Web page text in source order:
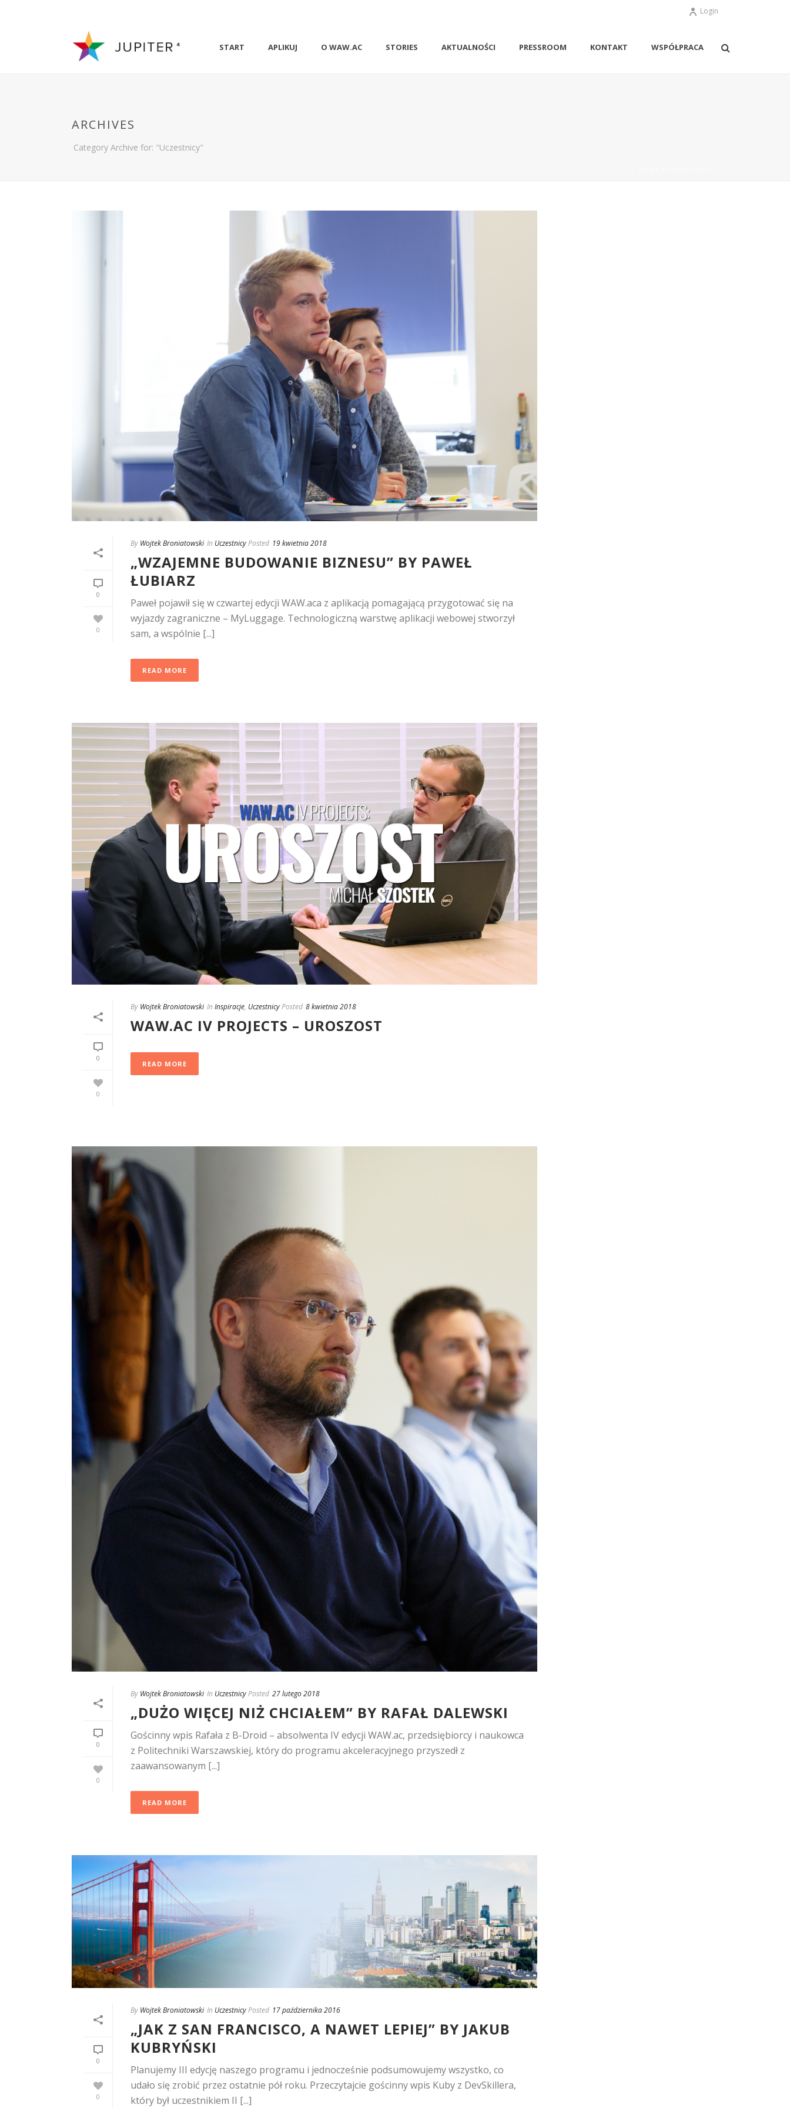
Login
START APLIKUJ O WAW.AC STORIES AKTUALNOŚCI PRESSROOM KONTAKT WSPÓŁPRACA
ARCHIVES
Category Archive for: "Uczestnicy"
0
0
By Wojtek Broniatowski In UczestnicyPosted 19 kwietnia 2018
„WZAJEMNE BUDOWANIE BIZNESU” BY PAWEŁ
ŁUBIARZ
Paweł pojawił się w czwartej edycji WAW.aca z aplikacją pomagającą przygotować się na
wyjazdy zagraniczne – MyLuggage. Technologiczną warstwę aplikacji webowej stworzył
sam, a wspólnie [...]
READ MORE
0
0
By Wojtek Broniatowski In Inspiracje, UczestnicyPosted 8 kwietnia 2018
WAW.AC IV PROJECTS – UROSZOST
READ MORE
0
0
By Wojtek Broniatowski In UczestnicyPosted 27 lutego 2018
„DUŻO WIĘCEJ NIŻ CHCIAŁEM” BY RAFAŁ DALEWSKI
Gościnny wpis Rafała z B-Droid – absolwenta IV edycji WAW.ac, przedsiębiorcy i naukowca
z Politechniki Warszawskiej, który do programu akceleracyjnego przyszedł z
zaawansowanym [...]
READ MORE
0
0
By Wojtek Broniatowski In UczestnicyPosted 17 października 2016
„JAK Z SAN FRANCISCO, A NAWET LEPIEJ” BY JAKUB
KUBRYŃSKI
Planujemy III edycję naszego programu i jednocześnie podsumowujemy wszystko, co
udało się zrobić przez ostatnie pół roku. Przeczytajcie gościnny wpis Kuby z DevSkillera,
który był uczestnikiem II [...]